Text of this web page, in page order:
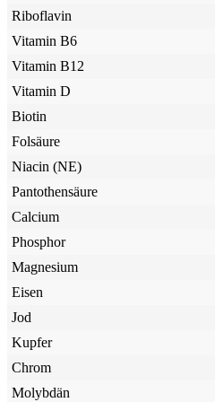
Riboflavin
Vitamin B6
Vitamin B12
Vitamin D
Biotin
Folsäure
Niacin (NE)
Pantothensäure
Calcium
Phosphor
Magnesium
Eisen
Jod
Kupfer
Chrom
Molybdän